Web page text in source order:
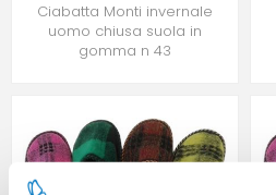
Ciabatta Monti invernale
uomo chiusa suola in
gomma n 43